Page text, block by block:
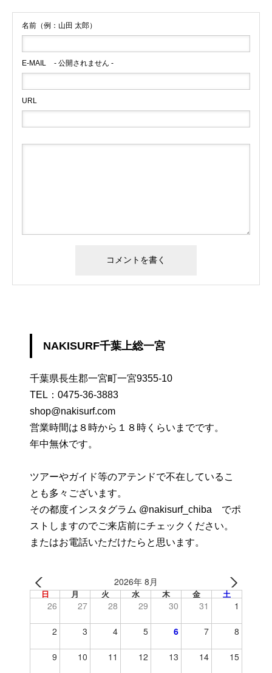
名前（例：山田 太郎）
E-MAIL - 公開されません -
URL
NAKISURF千葉上総一宮
千葉県長生郡一宮町一宮9355-10
TEL： 0475-36-3883
shop@nakisurf.com
営業時間は８時から１８時くらいまでです。
年中無休です。
ツアーやガイド等のアテンドで不在しているこ
とも多々ございます。
その都度インスタグラム @nakisurf_chiba でポ
ストしますのでご来店前にチェックください。
またはお電話いただけたらと思います。
2026年 8月
日 月 火 水 木 金 土
26 27 28 29 30 31 1
2 3 4 5 6 7 8
9 10 11 12 13 14 15